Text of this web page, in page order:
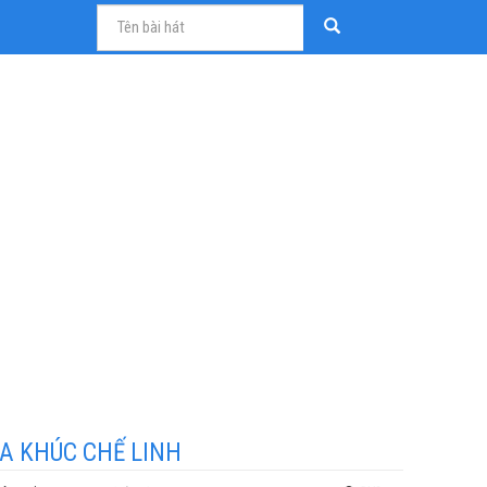
KHÚC CHẾ LINH